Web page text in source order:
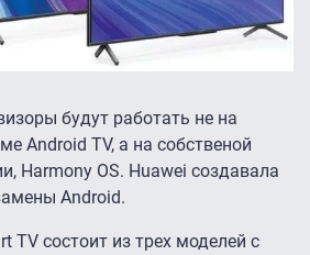
будут работать не на
Android TV, а на собственой
Harmony OS. Huawei создавала
Android.
TV состоит из трех моделей с